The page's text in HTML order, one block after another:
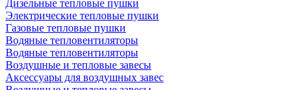
Дизельные тепловые пушки
Электрические тепловые пушки
Газовые тепловые пушки
Водяные тепловентиляторы
Водяные тепловентиляторы
Воздушные и тепловые завесы
Аксессуары для воздушных завес